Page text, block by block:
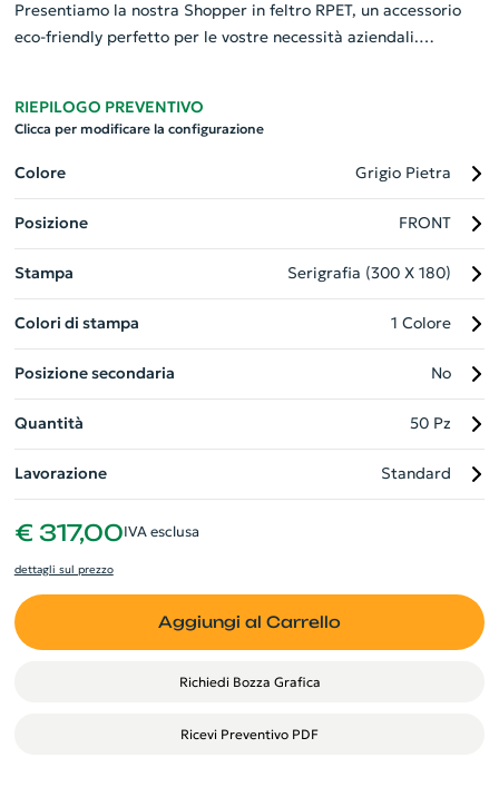
Presentiamo la nostra Shopper in feltro RPET, un accessorio
eco-friendly perfetto per le vostre necessità aziendali.
spazio per il trasporto di vari articoli. Il tocco finale viene dato
eleganza. Questa shopper rappresenta non solo un gadget
aziendale ecologico e utile, ma contribuisce a promuovere una
coscienza eco-sostenibile. Personalizzabile secondo le vostre
esigenze di marca.
RIEPILOGO PREVENTIVO
Clicca per modificare la configurazione
Colore Grigio Pietra
Posizione FRONT
Stampa Serigrafia (300 X 180)
Colori di stampa 1 Colore
Posizione secondaria No
Quantità 50 Pz
Lavorazione Standard
€ 317,00IVA esclusa
dettagli sul prezzo
Aggiungi al Carrello
Richiedi Bozza Grafica
Ricevi Preventivo PDF